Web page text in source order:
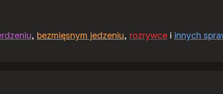
, bezmięsnym jedzeniu, rozrywcei innych